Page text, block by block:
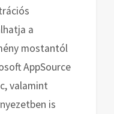
a
mostantól
AppSource
valamint
is